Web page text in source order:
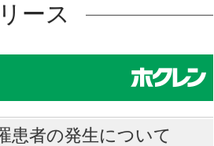
ース
患者の発生について